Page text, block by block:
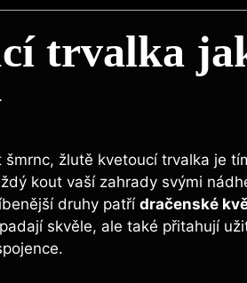
trvalka
žlutě kvetoucí trvalka je
kout vaší zahrady svými
druhy patří dračenské
skvěle, ale také přitahují